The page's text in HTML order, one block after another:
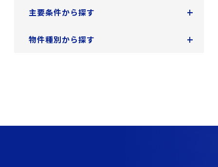
主要条件から探す +
物件種別から探す +